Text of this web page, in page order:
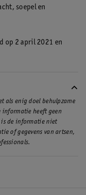
soepel en
op 2 april 2021 en
als enig doel behulpzame
informatie heeft geen
is de informatie niet
of gegevens van artsen,